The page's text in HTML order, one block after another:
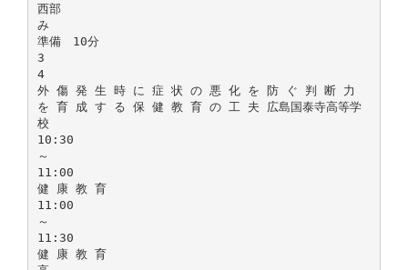
西部
み
準備 10分
3
4
外 傷 発 生 時 に 症 状 の 悪 化 を 防 ぐ 判 断 力
を 育 成 す る 保 健 教 育 の 工 夫 広島国泰寺高等学
校
10:30
～
11:00
健 康 教 育
11:00
～
11:30
健 康 教 育